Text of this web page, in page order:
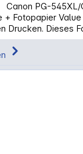
Canon PG-
+ Fotopapier
Drucken. Dieses